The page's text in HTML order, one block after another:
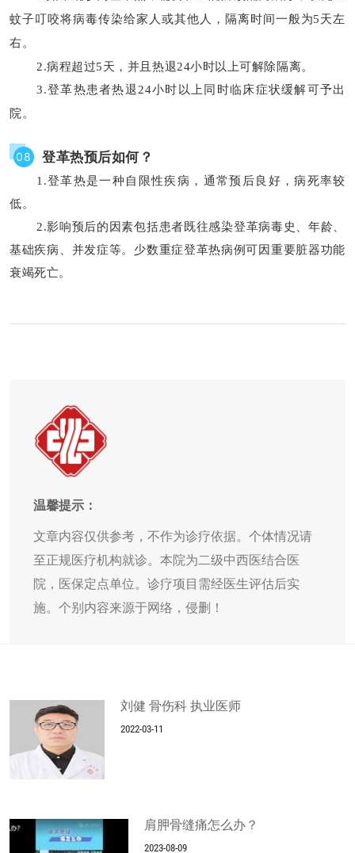
蚊子叮咬将病毒传染给家人或其他人，隔离时间一般为5天左
右。
2.病程超过5天，并且热退24小时以上可解除隔离。
3.登革热患者热退24小时以上同时临床症状缓解可予出
院。
08 登革热预后如何？
1.登革热是一种自限性疾病，通常预后良好，病死率较
低。
2.影响预后的因素包括患者既往感染登革病毒史、年龄、
基础疾病、并发症等。少数重症登革热病例可因重要脏器功能
衰竭死亡。
温馨提示：
文章内容仅供参考，不作为诊疗依据。个体情况请
至正规医疗机构就诊。本院为二级中西医结合医
院，医保定点单位。诊疗项目需经医生评估后实
施。个别内容来源于网络，侵删！
刘健 骨伤科 执业医师
2022-03-11
肩胛骨缝痛怎么办？
2023-08-09